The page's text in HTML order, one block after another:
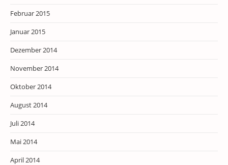
Februar 2015
Januar 2015
Dezember 2014
November 2014
Oktober 2014
August 2014
Juli 2014
Mai 2014
April 2014